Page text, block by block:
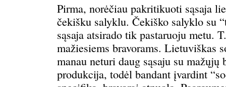
Pirma, norėčiau pakritikuoti sąsaja
čekišku salyklu. Čekiško salyklo su
sąsaja atsirado tik pastaruoju metu.
mažiesiems bravorams. Lietuviškas
manau neturi daug sąsaju su mažųjų
produkcija, todėl bandant įvardint